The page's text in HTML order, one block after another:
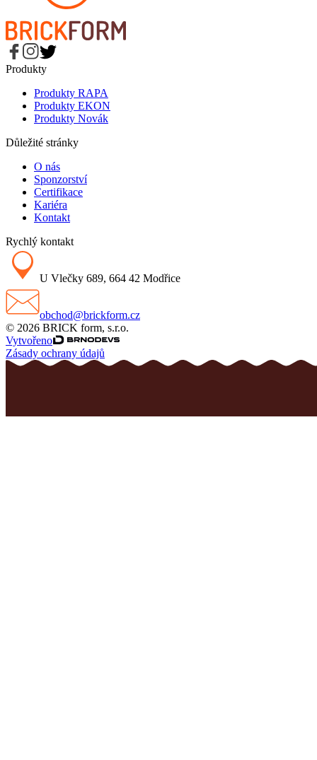
Produkty
Produkty RAPA
Produkty EKON
Produkty Novák
Důležité stránky
O nás
Sponzorství
Certifikace
Kariéra
Kontakt
Rychlý kontakt
U Vlečky 689, 664 42 Modřice
obchod@brickform.cz
© 2026 BRICK form, s.r.o.
Vytvořeno
Zásady ochrany údajů